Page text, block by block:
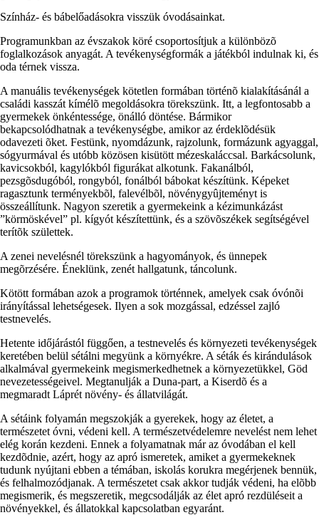
Színház- és bábelőadásokra visszük óvodásainkat.
Programunkban az évszakok köré csoportosítjuk a különbözõ
foglalkozások anyagát. A tevékenységformák a játékból indulnak ki, és
oda térnek vissza.
A manuális tevékenységek kötetlen formában történõ kialakításánál a
családi kasszát kímélõ megoldásokra törekszünk. Itt, a legfontosabb a
gyermekek önkéntessége, önálló döntése. Bármikor
bekapcsolódhatnak a tevékenységbe, amikor az érdeklõdésük
odavezeti õket. Festünk, nyomdázunk, rajzolunk, formázunk agyaggal,
sógyurmával és utóbb közösen kisütött mézeskaláccsal. Barkácsolunk,
kavicsokból, kagylókból figurákat alkotunk. Fakanálból,
pezsgõsdugóból, rongyból, fonálból bábokat készítünk. Képeket
ragasztunk terményekbõl, falevélbõl, növénygyûjteményt is
összeállítunk. Nagyon szeretik a gyermekeink a kézimunkázást
”körmöskével” pl. kígyót készítettünk, és a szövõszékek segítségével
terítõk születtek.
A zenei nevelésnél törekszünk a hagyományok, és ünnepek
megõrzésére. Éneklünk, zenét hallgatunk, táncolunk.
Kötött formában azok a programok történnek, amelyek csak óvónõi
irányítással lehetségesek. Ilyen a sok mozgással, edzéssel zajló
testnevelés.
Hetente időjárástól függően, a testnevelés és környezeti tevékenységek
keretében belül sétálni megyünk a környékre. A séták és kirándulások
alkalmával gyermekeink megismerkedhetnek a környezetükkel, Göd
nevezetességeivel. Megtanulják a Duna-part, a Kiserdõ és a
megmaradt Láprét növény- és állatvilágát.
A sétáink folyamán megszokják a gyerekek, hogy az életet, a
természetet óvni, védeni kell. A természetvédelemre nevelést nem lehet
elég korán kezdeni. Ennek a folyamatnak már az óvodában el kell
kezdõdnie, azért, hogy az apró ismeretek, amiket a gyermekeknek
tudunk nyújtani ebben a témában, iskolás korukra megérjenek bennük,
és felhalmozódjanak. A természetet csak akkor tudják védeni, ha elõbb
megismerik, és megszeretik, megcsodálják az élet apró rezdüléseit a
növényekkel, és állatokkal kapcsolatban egyaránt.